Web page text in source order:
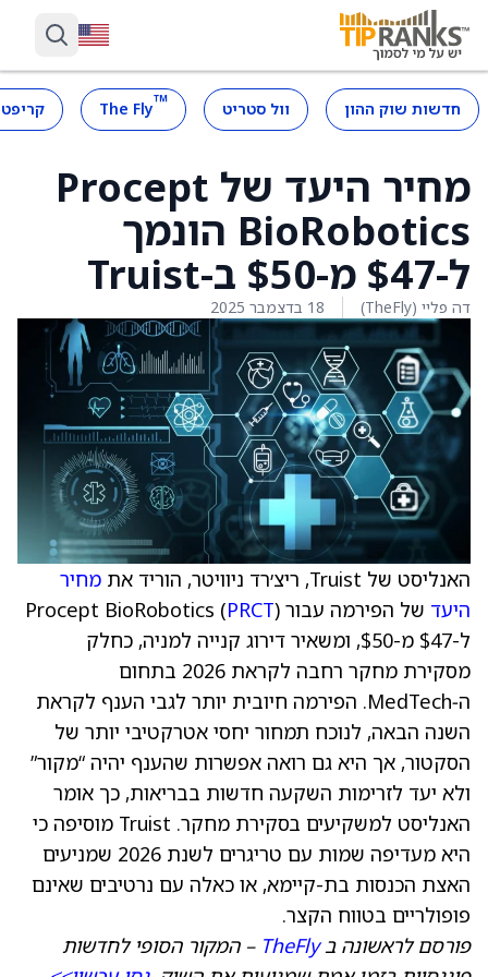
חדשות שוק ההון וול סטריט ™
The Fly
מחיר היעד של Procept
BioRobotics הונמך
ל-$47 מ-$50 ב-Truist
דה פליי (TheFly) 18 בדצמבר 2025
האנליסט של Truist, ריצ׳רד ניוויטר, הוריד את
מחיר
היעד של הפירמה עבור Procept BioRobotics ( PRCT)
ל-$47 מ-$50, ומשאיר דירוג קנייה למניה, כחלק
מסקירת מחקר רחבה לקראת 2026 בתחום
ה‑MedTech. הפירמה חיובית יותר לגבי הענף לקראת
השנה הבאה, לנוכח תמחור יחסי אטרקטיבי יותר של
הסקטור, אך היא גם רואה אפשרות שהענף יהיה “מקור”
ולא יעד לזרימות השקעה חדשות בבריאות, כך אומר
האנליסט למשקיעים בסקירת מחקר. Truist מוסיפה כי
היא מעדיפה שמות עם טריגרים לשנת 2026 שמניעים
האצת הכנסות בת-קיימא, או כאלה עם נרטיבים שאינם
פופולריים בטווח הקצר.
פורסם לראשונה בTheFly – המקור הסופי לחדשות